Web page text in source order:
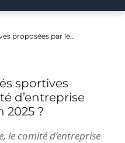
proposées par le…
sportives
d’entreprise
2025 ?
le comité d’entreprise